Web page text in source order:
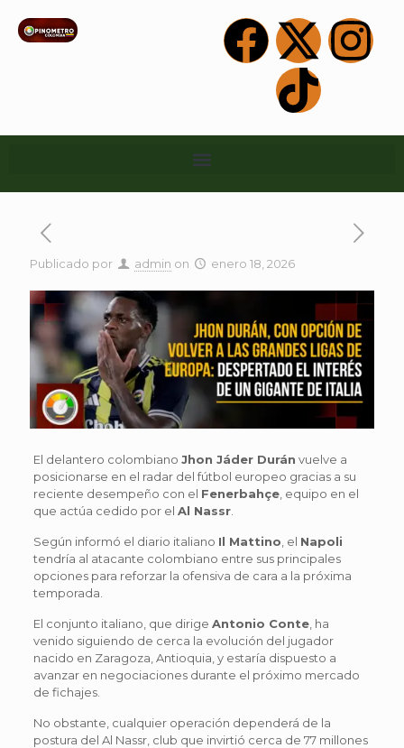
Publicado por admin on enero 18, 2026
El delantero colombiano Jhon Jáder Durán vuelve a
posicionarse en el radar del fútbol europeo gracias a su
reciente desempeño con el Fenerbahçe, equipo en el
que actúa cedido por el Al Nassr.
Según informó el diario italiano Il Mattino , el Napoli
tendría al atacante colombiano entre sus principales
opciones para reforzar la ofensiva de cara a la próxima
temporada.
El conjunto italiano, que dirige Antonio Conte, ha
venido siguiendo de cerca la evolución del jugador
nacido en Zaragoza, Antioquia, y estaría dispuesto a
avanzar en negociaciones durante el próximo mercado
de fichajes.
No obstante, cualquier operación dependerá de la
postura del Al Nassr, club que invirtió cerca de 77 millones